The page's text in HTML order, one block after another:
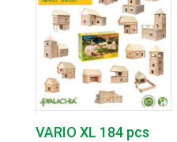
VARIO XL 184 pcs